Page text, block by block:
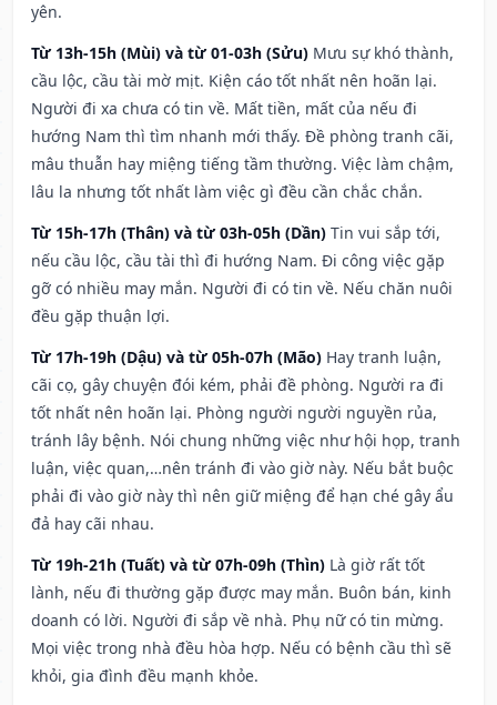
yên.
Từ 13h-15h (Mùi) và từ 01-03h (Sửu) Mưu sự khó thành,
cầu lộc, cầu tài mờ mịt. Kiện cáo tốt nhất nên hoãn lại.
Người đi xa chưa có tin về. Mất tiền, mất của nếu đi
hướng Nam thì tìm nhanh mới thấy. Đề phòng tranh cãi,
mâu thuẫn hay miệng tiếng tầm thường. Việc làm chậm,
lâu la nhưng tốt nhất làm việc gì đều cần chắc chắn.
Từ 15h-17h (Thân) và từ 03h-05h (Dần) Tin vui sắp tới,
nếu cầu lộc, cầu tài thì đi hướng Nam. Đi công việc gặp
gỡ có nhiều may mắn. Người đi có tin về. Nếu chăn nuôi
đều gặp thuận lợi.
Từ 17h-19h (Dậu) và từ 05h-07h (Mão) Hay tranh luận,
cãi cọ, gây chuyện đói kém, phải đề phòng. Người ra đi
tốt nhất nên hoãn lại. Phòng người người nguyền rủa,
tránh lây bệnh. Nói chung những việc như hội họp, tranh
luận, việc quan,…nên tránh đi vào giờ này. Nếu bắt buộc
phải đi vào giờ này thì nên giữ miệng để hạn ché gây ẩu
đả hay cãi nhau.
Từ 19h-21h (Tuất) và từ 07h-09h (Thìn) Là giờ rất tốt
lành, nếu đi thường gặp được may mắn. Buôn bán, kinh
doanh có lời. Người đi sắp về nhà. Phụ nữ có tin mừng.
Mọi việc trong nhà đều hòa hợp. Nếu có bệnh cầu thì sẽ
khỏi, gia đình đều mạnh khỏe.